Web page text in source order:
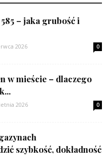
– jaka grubość i
2026 0
w mieście – dlaczego
2026 0
szybkość, dokładność